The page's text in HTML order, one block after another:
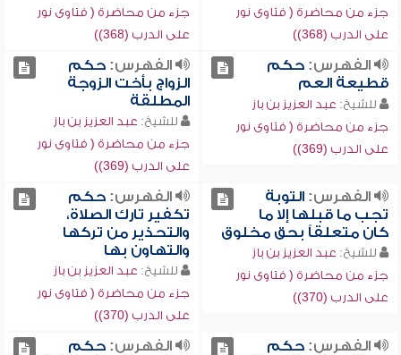
جزء من محاضرة ( فتاوى نور
على الدرب (368))
جزء من محاضرة ( فتاوى نور
على الدرب (368))
الفهرس:حكم
قطيعة العم
للشيخ: عبد العزيز بن باز
جزء من محاضرة ( فتاوى نور
على الدرب (369))
الفهرس:حكم
الزواج بأخت الزوجة
المطلقة
للشيخ: عبد العزيز بن باز
جزء من محاضرة ( فتاوى نور
على الدرب (369))
الفهرس:التوبة
تجب ما قبلها إلا ما
كان متعلقاً بحق مخلوق
للشيخ: عبد العزيز بن باز
جزء من محاضرة ( فتاوى نور
على الدرب (370))
الفهرس:حكم
تكفير تارك الصلاة،
والتحذير من تركها
والتهاون بها
للشيخ: عبد العزيز بن باز
جزء من محاضرة ( فتاوى نور
على الدرب (370))
الفهرس:حكم
الفهرس:حكم